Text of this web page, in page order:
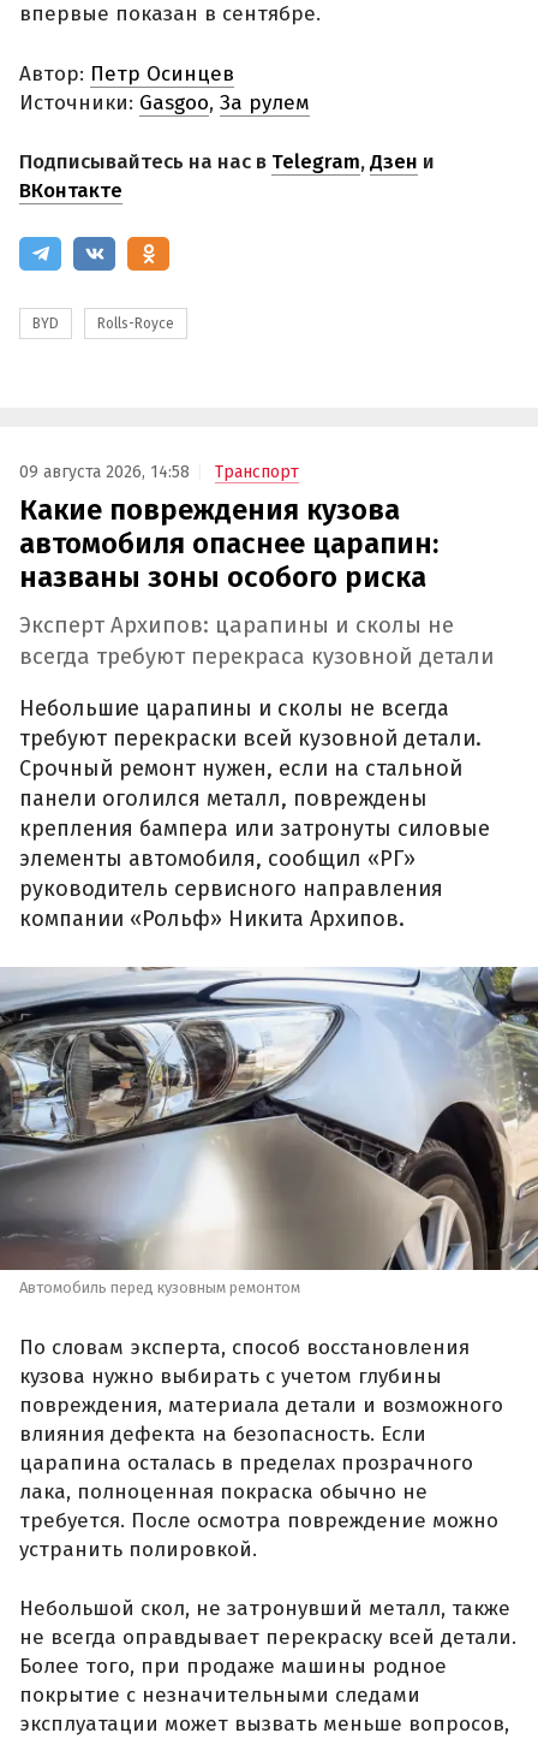
впервые показан в сентябре.
Автор: Петр Осинцев
Источники: Gasgoo, За рулем
Подписывайтесь на нас в Telegram,Дзен и
ВКонтакте
BYD Rolls-Royce
09 августа 2026, 14:58 Транспорт
Какие повреждения кузова
автомобиля опаснее царапин:
названы зоны особого риска
Эксперт Архипов: царапины и сколы не
всегда требуют перекраса кузовной детали
Небольшие царапины и сколы не всегда
требуют перекраски всей кузовной детали.
Срочный ремонт нужен, если на стальной
панели оголился металл, повреждены
крепления бампера или затронуты силовые
элементы автомобиля, сообщил «РГ»
руководитель сервисного направления
компании «Рольф» Никита Архипов.
Автомобиль перед кузовным ремонтом
По словам эксперта, способ восстановления
кузова нужно выбирать с учетом глубины
повреждения, материала детали и возможного
влияния дефекта на безопасность. Если
царапина осталась в пределах прозрачного
лака, полноценная покраска обычно не
требуется. После осмотра повреждение можно
устранить полировкой.
Небольшой скол, не затронувший металл, также
не всегда оправдывает перекраску всей детали.
Более того, при продаже машины родное
покрытие с незначительными следами
эксплуатации может вызвать меньше вопросов,